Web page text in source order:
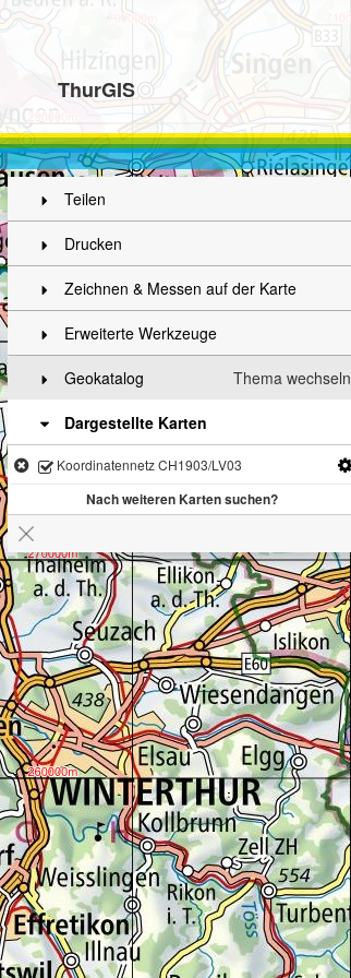
ThurGIS
Teilen
Drucken
Zeichnen & Messen auf der Karte
Erweiterte Werkzeuge
Thema wechseln
Geokatalog
Dargestellte Karten
Koordinatennetz CH1903/LV03
Nach weiteren Karten suchen?